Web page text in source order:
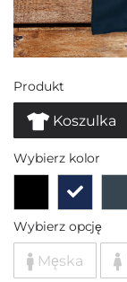
Produkt
Koszulka
Wybierz kolor
Wybierz opcję
Męska